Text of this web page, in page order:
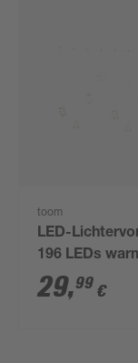
toom
LED-
196 LEDs
200 cm
29,99 €